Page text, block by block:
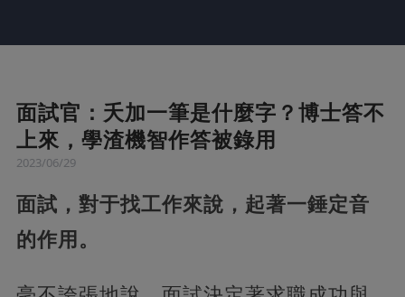
面試官：夭加一筆是什麼字？博士答不
上來，學渣機智作答被錄用
2023/06/29
面試，對于找工作來說，起著一錘定音
的作用。